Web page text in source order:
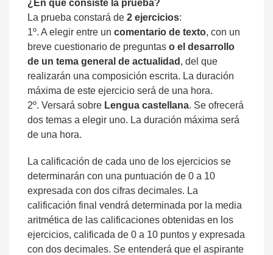
¿En qué consiste la prueba?
La prueba constará de 2 ejercicios:
1º. A elegir entre un comentario de texto, con un
breve cuestionario de preguntas o el desarrollo
de un tema general de actualidad , del que
realizarán una composición escrita. La duración
máxima de este ejercicio será de una hora.
2º. Versará sobre Lengua castellana. Se ofrecerá
dos temas a elegir uno. La duración máxima será
de una hora.
La calificación de cada uno de los ejercicios se
determinarán con una puntuación de 0 a 10
expresada con dos cifras decimales. La
calificación final vendrá determinada por la media
aritmética de las calificaciones obtenidas en los
ejercicios, calificada de 0 a 10 puntos y expresada
con dos decimales. Se entenderá que el aspirante